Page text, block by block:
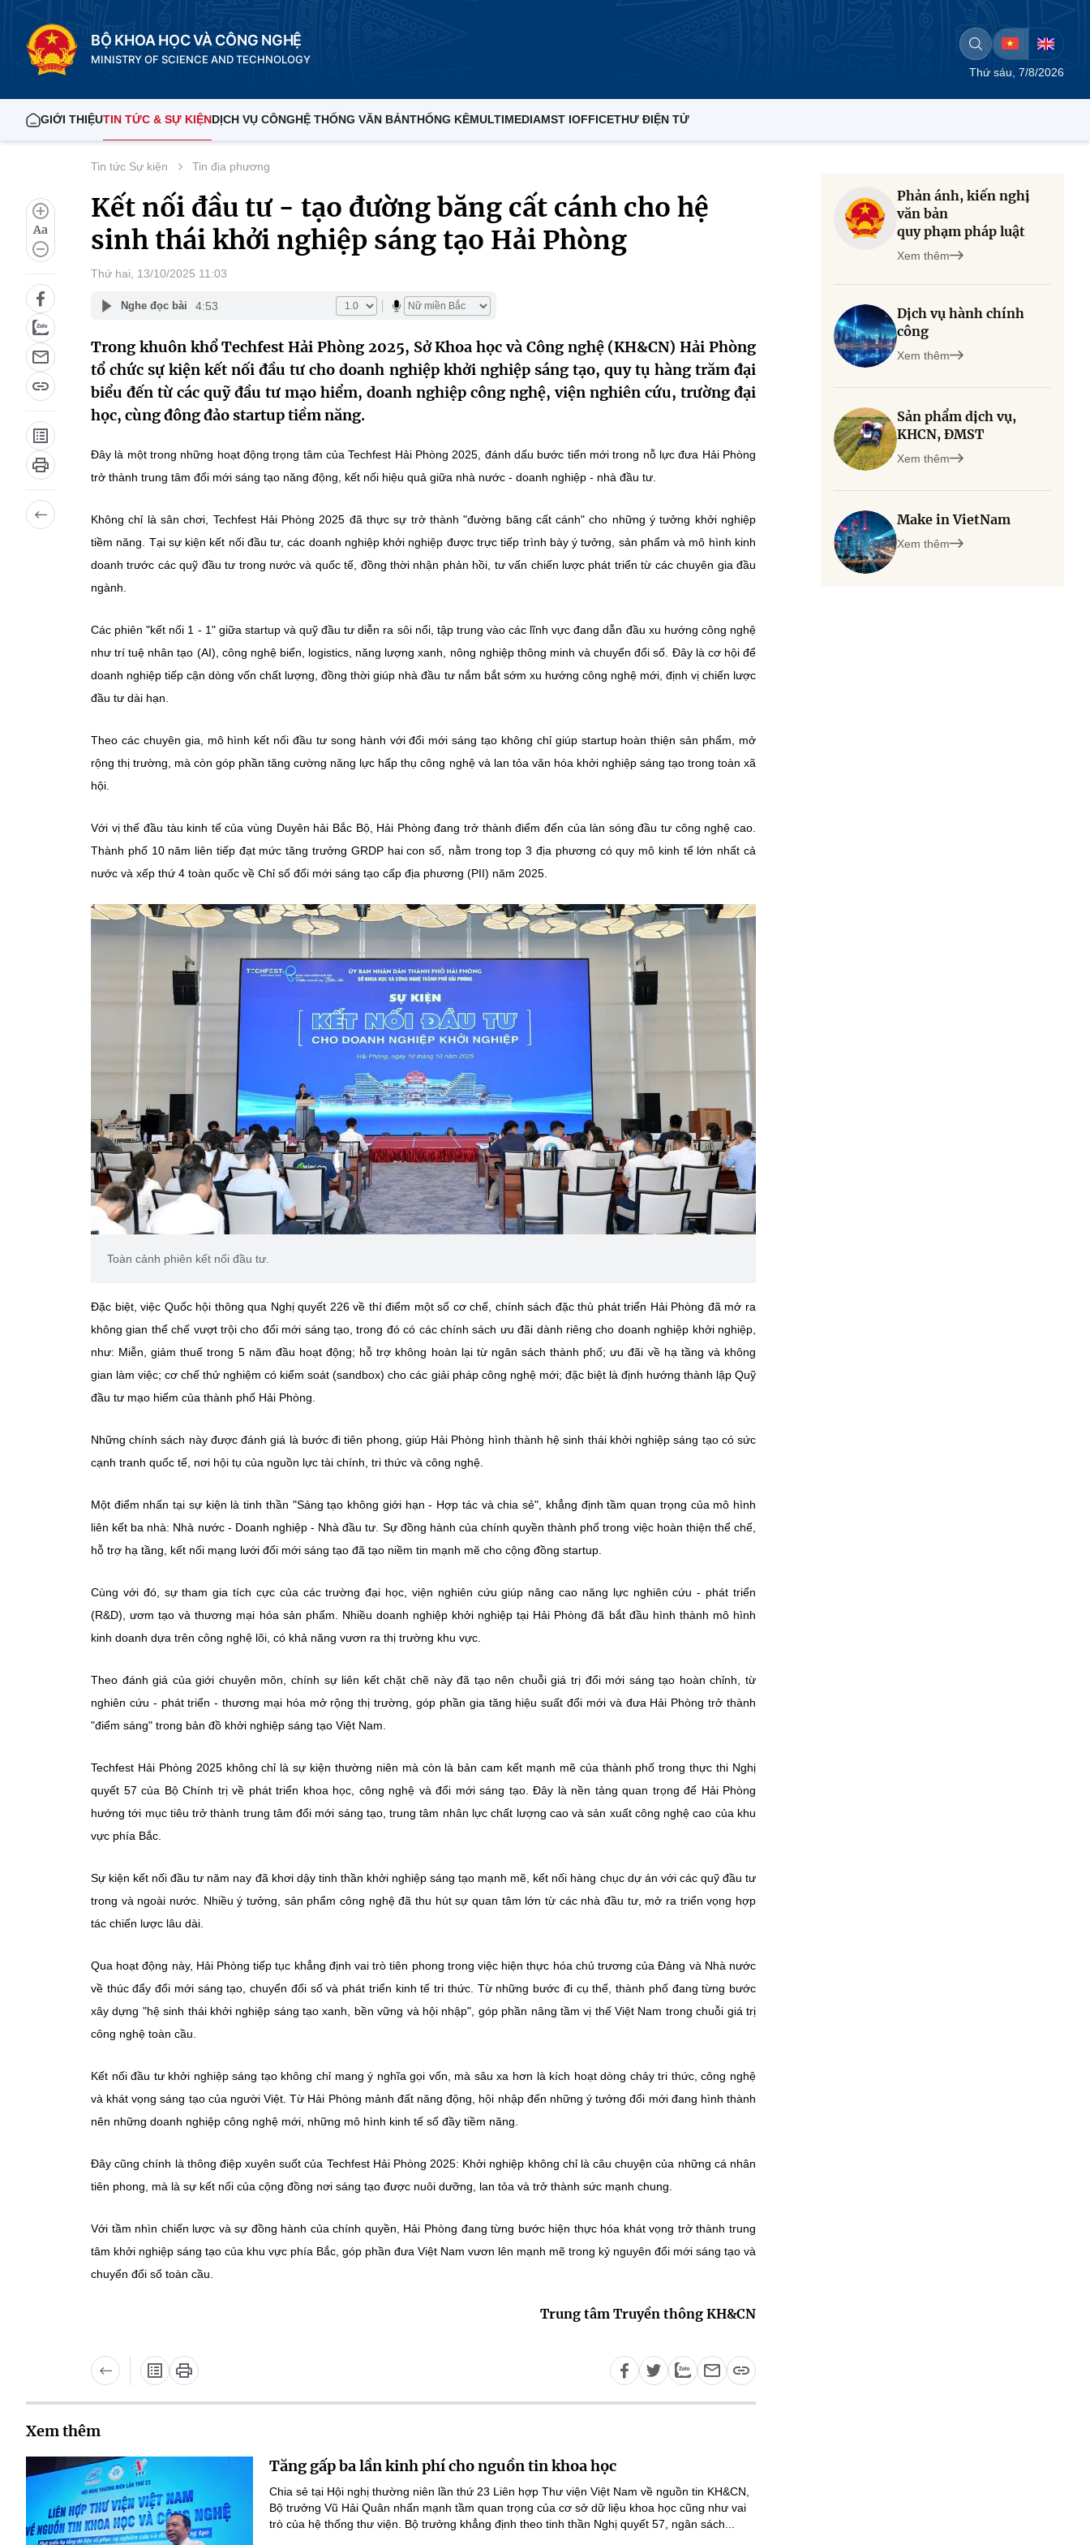
BỘ KHOA HỌC VÀ CÔNG NGHỆ
MINISTRY OF SCIENCE AND TECHNOLOGY
Thứ sáu, 7/8/2026
GIỚI THIỆUTIN TỨC & SỰ KIỆNDỊCH VỤ CÔNGHỆ THỐNG VĂN BẢNTHỐNG KÊMULTIMEDIAMST IOFFICETHƯ ĐIỆN TỬ
Aa
Tin tức Sự kiện Tin địa phương
Kết nối đầu tư - tạo đường băng cất cánh cho hệ
sinh thái khởi nghiệp sáng tạo Hải Phòng
Thứ hai, 13/10/2025 11:03
Nghe đọc bài 4:53
Trong khuôn khổ Techfest Hải Phòng 2025, Sở Khoa học và Công nghệ (KH&CN) Hải Phòng
tổ chức sự kiện kết nối đầu tư cho doanh nghiệp khởi nghiệp sáng tạo, quy tụ hàng trăm đại
biểu đến từ các quỹ đầu tư mạo hiểm, doanh nghiệp công nghệ, viện nghiên cứu, trường đại
học, cùng đông đảo startup tiềm năng.
Đây là một trong những hoạt động trọng tâm của Techfest Hải Phòng 2025, đánh dấu bước tiến mới trong nỗ lực đưa Hải Phòng
trở thành trung tâm đổi mới sáng tạo năng động, kết nối hiệu quả giữa nhà nước - doanh nghiệp - nhà đầu tư.
Không chỉ là sân chơi, Techfest Hải Phòng 2025 đã thực sự trở thành "đường băng cất cánh" cho những ý tưởng khởi nghiệp
tiềm năng. Tại sự kiện kết nối đầu tư, các doanh nghiệp khởi nghiệp được trực tiếp trình bày ý tưởng, sản phẩm và mô hình kinh
doanh trước các quỹ đầu tư trong nước và quốc tế, đồng thời nhận phản hồi, tư vấn chiến lược phát triển từ các chuyên gia đầu
ngành.
Các phiên "kết nối 1 - 1" giữa startup và quỹ đầu tư diễn ra sôi nổi, tập trung vào các lĩnh vực đang dẫn đầu xu hướng công nghệ
như trí tuệ nhân tạo (AI), công nghệ biển, logistics, năng lượng xanh, nông nghiệp thông minh và chuyển đổi số. Đây là cơ hội để
doanh nghiệp tiếp cận dòng vốn chất lượng, đồng thời giúp nhà đầu tư nắm bắt sớm xu hướng công nghệ mới, định vị chiến lược
đầu tư dài hạn.
Theo các chuyên gia, mô hình kết nối đầu tư song hành với đổi mới sáng tạo không chỉ giúp startup hoàn thiện sản phẩm, mở
rộng thị trường, mà còn góp phần tăng cường năng lực hấp thụ công nghệ và lan tỏa văn hóa khởi nghiệp sáng tạo trong toàn xã
hội.
Với vị thế đầu tàu kinh tế của vùng Duyên hải Bắc Bộ, Hải Phòng đang trở thành điểm đến của làn sóng đầu tư công nghệ cao.
Thành phố 10 năm liên tiếp đạt mức tăng trưởng GRDP hai con số, nằm trong top 3 địa phương có quy mô kinh tế lớn nhất cả
nước và xếp thứ 4 toàn quốc về Chỉ số đổi mới sáng tạo cấp địa phương (PII) năm 2025.
Toàn cảnh phiên kết nối đầu tư.
Đặc biệt, việc Quốc hội thông qua Nghị quyết 226 về thí điểm một số cơ chế, chính sách đặc thù phát triển Hải Phòng đã mở ra
không gian thể chế vượt trội cho đổi mới sáng tạo, trong đó có các chính sách ưu đãi dành riêng cho doanh nghiệp khởi nghiệp,
như: Miễn, giảm thuế trong 5 năm đầu hoạt động; hỗ trợ không hoàn lại từ ngân sách thành phố; ưu đãi về hạ tầng và không
gian làm việc; cơ chế thử nghiệm có kiểm soát (sandbox) cho các giải pháp công nghệ mới; đặc biệt là định hướng thành lập Quỹ
đầu tư mạo hiểm của thành phố Hải Phòng.
Những chính sách này được đánh giá là bước đi tiên phong, giúp Hải Phòng hình thành hệ sinh thái khởi nghiệp sáng tạo có sức
cạnh tranh quốc tế, nơi hội tụ của nguồn lực tài chính, tri thức và công nghệ.
Một điểm nhấn tại sự kiện là tinh thần "Sáng tạo không giới hạn - Hợp tác và chia sẻ", khẳng định tầm quan trọng của mô hình
liên kết ba nhà: Nhà nước - Doanh nghiệp - Nhà đầu tư. Sự đồng hành của chính quyền thành phố trong việc hoàn thiện thể chế,
hỗ trợ hạ tầng, kết nối mạng lưới đổi mới sáng tạo đã tạo niềm tin mạnh mẽ cho cộng đồng startup.
Cùng với đó, sự tham gia tích cực của các trường đại học, viện nghiên cứu giúp nâng cao năng lực nghiên cứu - phát triển
(R&D), ươm tạo và thương mại hóa sản phẩm. Nhiều doanh nghiệp khởi nghiệp tại Hải Phòng đã bắt đầu hình thành mô hình
kinh doanh dựa trên công nghệ lõi, có khả năng vươn ra thị trường khu vực.
Theo đánh giá của giới chuyên môn, chính sự liên kết chặt chẽ này đã tạo nên chuỗi giá trị đổi mới sáng tạo hoàn chỉnh, từ
nghiên cứu - phát triển - thương mại hóa mở rộng thị trường, góp phần gia tăng hiệu suất đổi mới và đưa Hải Phòng trở thành
"điểm sáng" trong bản đồ khởi nghiệp sáng tạo Việt Nam.
Techfest Hải Phòng 2025 không chỉ là sự kiện thường niên mà còn là bản cam kết mạnh mẽ của thành phố trong thực thi Nghị
quyết 57 của Bộ Chính trị về phát triển khoa học, công nghệ và đổi mới sáng tạo. Đây là nền tảng quan trọng để Hải Phòng
hướng tới mục tiêu trở thành trung tâm đổi mới sáng tạo, trung tâm nhân lực chất lượng cao và sản xuất công nghệ cao của khu
vực phía Bắc.
Sự kiện kết nối đầu tư năm nay đã khơi dậy tinh thần khởi nghiệp sáng tạo mạnh mẽ, kết nối hàng chục dự án với các quỹ đầu tư
trong và ngoài nước. Nhiều ý tưởng, sản phẩm công nghệ đã thu hút sự quan tâm lớn từ các nhà đầu tư, mở ra triển vọng hợp
tác chiến lược lâu dài.
Qua hoạt động này, Hải Phòng tiếp tục khẳng định vai trò tiên phong trong việc hiện thực hóa chủ trương của Đảng và Nhà nước
về thúc đẩy đổi mới sáng tạo, chuyển đổi số và phát triển kinh tế tri thức. Từ những bước đi cụ thể, thành phố đang từng bước
xây dựng "hệ sinh thái khởi nghiệp sáng tạo xanh, bền vững và hội nhập", góp phần nâng tầm vị thế Việt Nam trong chuỗi giá trị
công nghệ toàn cầu.
Kết nối đầu tư khởi nghiệp sáng tạo không chỉ mang ý nghĩa gọi vốn, mà sâu xa hơn là kích hoạt dòng chảy tri thức, công nghệ
và khát vọng sáng tạo của người Việt. Từ Hải Phòng mảnh đất năng động, hội nhập đến những ý tưởng đổi mới đang hình thành
nên những doanh nghiệp công nghệ mới, những mô hình kinh tế số đầy tiềm năng.
Đây cũng chính là thông điệp xuyên suốt của Techfest Hải Phòng 2025: Khởi nghiệp không chỉ là câu chuyện của những cá nhân
tiên phong, mà là sự kết nối của cộng đồng nơi sáng tạo được nuôi dưỡng, lan tỏa và trở thành sức mạnh chung.
Với tầm nhìn chiến lược và sự đồng hành của chính quyền, Hải Phòng đang từng bước hiện thực hóa khát vọng trở thành trung
tâm khởi nghiệp sáng tạo của khu vực phía Bắc, góp phần đưa Việt Nam vươn lên mạnh mẽ trong kỷ nguyên đổi mới sáng tạo và
chuyển đổi số toàn cầu.
Trung tâm Truyền thông KH&CN
Xem thêm
Tăng gấp ba lần kinh phí cho nguồn tin khoa học
Chia sẻ tại Hội nghị thường niên lần thứ 23 Liên hợp Thư viện Việt Nam về nguồn tin KH&CN,
Bộ trưởng Vũ Hải Quân nhấn mạnh tầm quan trọng của cơ sở dữ liệu khoa học cũng như vai
trò của hệ thống thư viện. Bộ trưởng khẳng định theo tinh thần Nghị quyết 57, ngân sách...
Phản ánh, kiến nghị
văn bản
quy phạm pháp luật
Xem thêm
Dịch vụ hành chính
công
Xem thêm
Sản phẩm dịch vụ,
KHCN, ĐMST
Xem thêm
Make in VietNam
Xem thêm